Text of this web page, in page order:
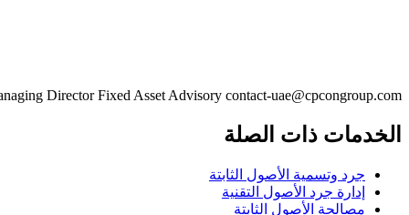
Director Fixed Asset Advisory contact-uae@cpcongroup.com
الخدمات ذات الصلة
جرد وتسمية الأصول الثابتة
إدارة جرد الأصول التقنية
مصالحة الأصول الثابتة